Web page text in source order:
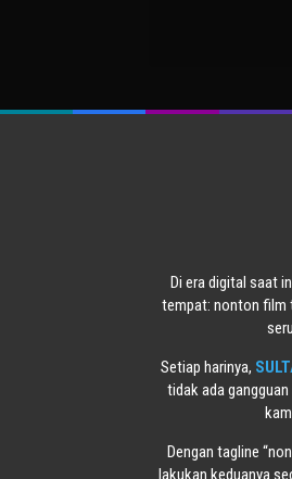
Di era digital saat
tempat: nonton film
Setiap harinya,
tidak ada
Dengan tagline
lakukan keduanya